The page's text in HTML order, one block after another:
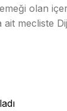
olan
mecliste